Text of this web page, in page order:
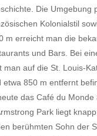
Die Umgebung
Kolonialstil
m erreicht man die
und Bars. Bei
man auf die St. Louis-
etwa 850 m entfernt
das Café du Monde
Park liegt
berühmten Sohn der